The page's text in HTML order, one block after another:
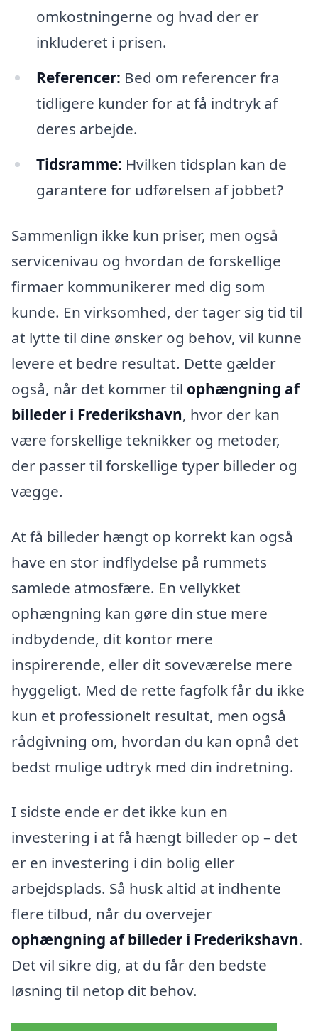
omkostningerne og hvad der er
inkluderet i prisen.
Referencer: Bed om referencer fra
tidligere kunder for at få indtryk af
deres arbejde.
Tidsramme: Hvilken tidsplan kan de
garantere for udførelsen af jobbet?
Sammenlign ikke kun priser, men også
servicenivau og hvordan de forskellige
firmaer kommunikerer med dig som
kunde. En virksomhed, der tager sig tid til
at lytte til dine ønsker og behov, vil kunne
levere et bedre resultat. Dette gælder
også, når det kommer til ophængning af
billeder i Frederikshavn, hvor der kan
være forskellige teknikker og metoder,
der passer til forskellige typer billeder og
vægge.
At få billeder hængt op korrekt kan også
have en stor indflydelse på rummets
samlede atmosfære. En vellykket
ophængning kan gøre din stue mere
indbydende, dit kontor mere
inspirerende, eller dit soveværelse mere
hyggeligt. Med de rette fagfolk får du ikke
kun et professionelt resultat, men også
rådgivning om, hvordan du kan opnå det
bedst mulige udtryk med din indretning.
I sidste ende er det ikke kun en
investering i at få hængt billeder op – det
er en investering i din bolig eller
arbejdsplads. Så husk altid at indhente
flere tilbud, når du overvejer
ophængning af billeder i Frederikshavn.
Det vil sikre dig, at du får den bedste
løsning til netop dit behov.